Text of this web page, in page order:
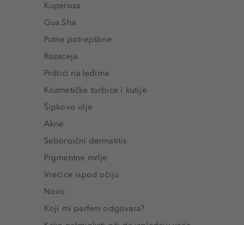
Kuperoza
Gua Sha
Putne potrepštine
Rozaceja
Prištići na leđima
Kozmetičke torbice i kutije
Šipkovo ulje
Akne
Seboroični dermatitis
Pigmentne mrlje
Vrećice ispod očiju
Novo
Koji mi parfem odgovara?